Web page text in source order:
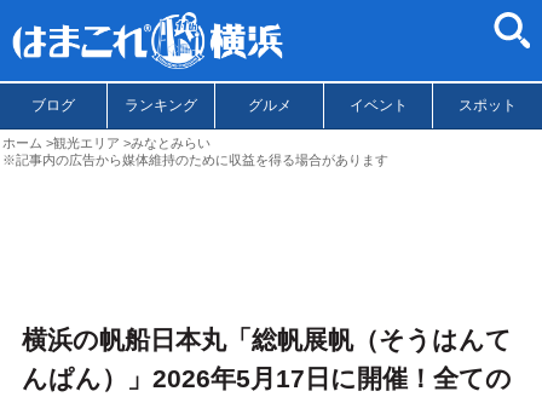
ブログ ランキング グルメ イベント スポット
ホーム 観光エリア
みなとみらい
※記事内の広告から媒体維持のために収益を得る場合があります
横浜の帆船日本丸「総帆展帆（そうはんて
んぱん）」2026年5月17日に開催！全ての